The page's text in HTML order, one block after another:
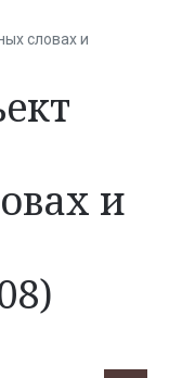
словах и
и